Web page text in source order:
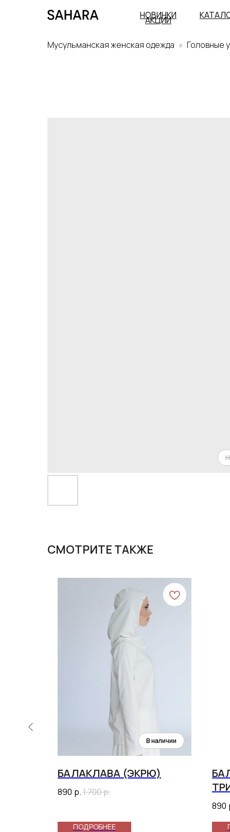
НОВИНКИ
АКЦИИ
Мусульманская женская одежда Головные
СМОТРИТЕ ТАКЖЕ
БАЛАКЛАВА (ЭКРЮ)
890 р.1 700р.
ПОДРОБНЕЕ
890